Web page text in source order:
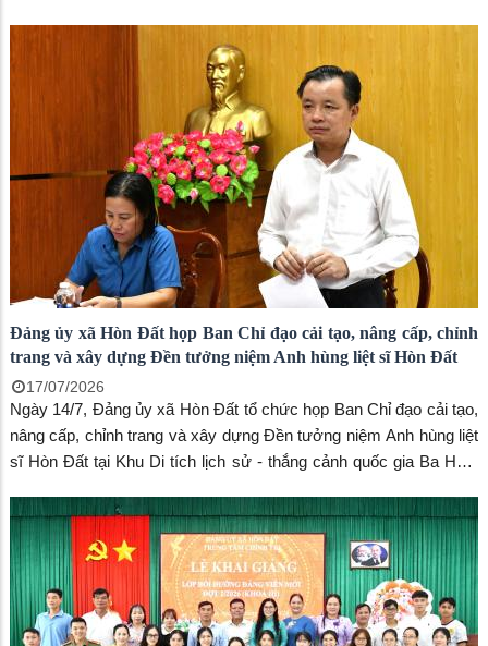
Đảng ủy xã Hòn Đất họp Ban Chỉ đạo cải tạo, nâng cấp, chỉnh
trang và xây dựng Đền tưởng niệm Anh hùng liệt sĩ Hòn Đất
17/07/2026
Ngày 14/7, Đảng ủy xã Hòn Đất tổ chức họp Ban Chỉ đạo cải tạo,
nâng cấp, chỉnh trang và xây dựng Đền tưởng niệm Anh hùng liệt
sĩ Hòn Đất tại Khu Di tích lịch sử - thắng cảnh quốc gia Ba Hòn.
đạo chủ trì hội nghị. Đến dự có đồng chí Nguyễn Văn Phương,
Phó Trưởng phòng Quản lý Văn hóa, Sở Văn hóa và Thể thao tỉnh
An Giang; đồng chí Phạm Thu Thủy, Phó Bí thư Đảng ủy, Chủ
tịch UBND xã; các thành viên Ban Chỉ đạo cùng lãnh đạo Trung
tâm Phục vụ hành chính công, Trung tâm Dịch vụ tổng hợp xã,